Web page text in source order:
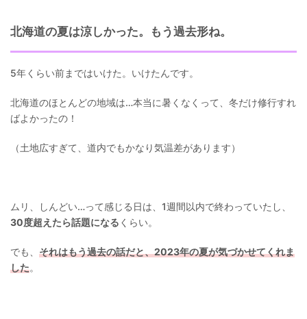
北海道の夏は涼しかった。もう過去形ね。
5年くらい前まではいけた。いけたんです。
北海道のほとんどの地域は…本当に暑くなくって、冬だけ修行すれ
ばよかったの！
（土地広すぎて、道内でもかなり気温差があります）
ムリ、しんどい…って感じる日は、1週間以内で終わっていたし、
30度超えたら話題になる くらい。
でも、 それはもう過去の話だと、2023年の夏が気づかせてくれま
した。